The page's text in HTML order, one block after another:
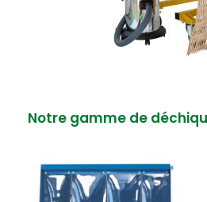
Notre gamme de